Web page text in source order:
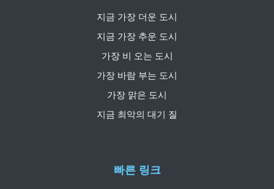
빠른 링크
지금 가장 더운 도시
지금 가장 추운 도시
가장 비 오는 도시
가장 바람 부는 도시
가장 맑은 도시
지금 최악의 대기 질